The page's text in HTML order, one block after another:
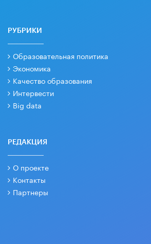
РУБРИКИ
Образовательная политика
Экономика
Качество образования
Интервести
Big data
РЕДАКЦИЯ
О проекте
Контакты
Партнеры